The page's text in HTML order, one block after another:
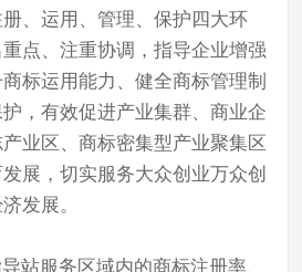
、运用、管理、保护四大环
点、注重协调，指导企业增强
标运用能力、健全商标管理制
，有效促进产业集群、商业企
业区、商标密集型产业聚集区
展，切实服务大众创业万众创
发展。
站服务区域内的商标注册率、